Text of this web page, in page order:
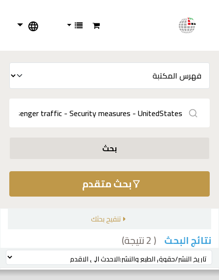
بحث
بحث متقدم
تنقيح بحثك
نتائج البحث ( 2 نتيجة)
ترتيب بواسطة: